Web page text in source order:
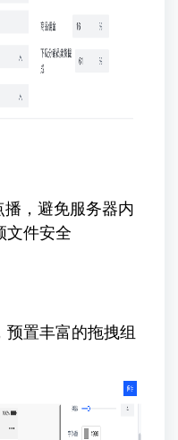
播，避免服务器内
文件安全
预置丰富的拖拽组